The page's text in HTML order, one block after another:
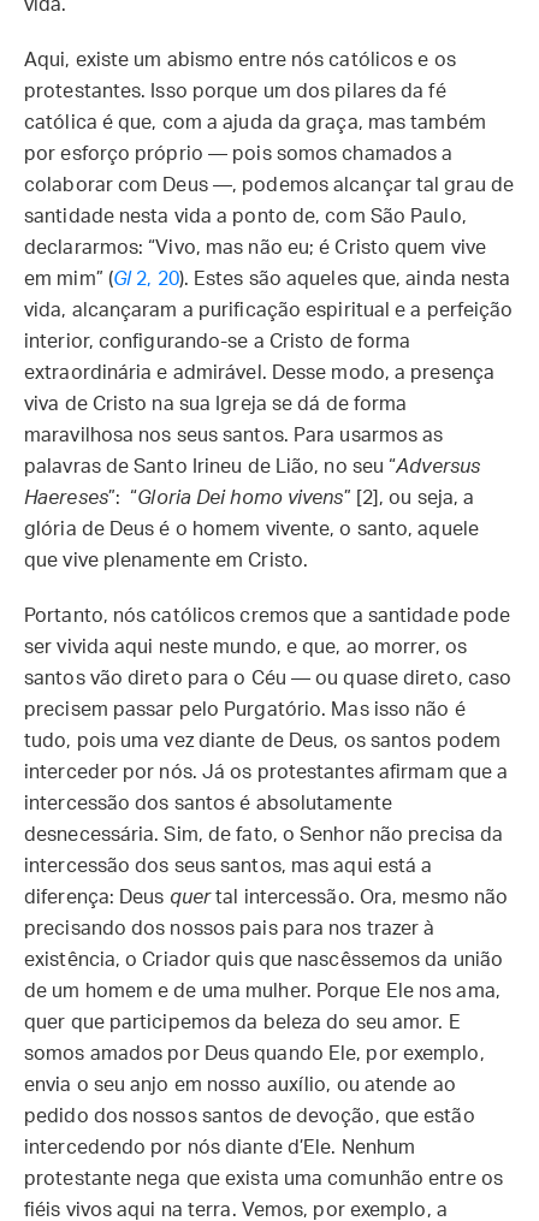
vida.
Aqui, existe um abismo entre nós católicos e os
protestantes. Isso porque um dos pilares da fé
católica é que, com a ajuda da graça, mas também
por esforço próprio — pois somos chamados a
colaborar com Deus —, podemos alcançar tal grau de
santidade nesta vida a ponto de, com São Paulo,
declararmos: “Vivo, mas não eu; é Cristo quem vive
em mim” (Gl 2, 20). Estes são aqueles que, ainda nesta
vida, alcançaram a purificação espiritual e a perfeição
interior, configurando-se a Cristo de forma
extraordinária e admirável. Desse modo, a presença
viva de Cristo na sua Igreja se dá de forma
maravilhosa nos seus santos. Para usarmos as
palavras de Santo Irineu de Lião, no seu “Adversus
Haereses”: “Gloria Dei homo vivens” [2], ou seja, a
glória de Deus é o homem vivente, o santo, aquele
que vive plenamente em Cristo.
Portanto, nós católicos cremos que a santidade pode
ser vivida aqui neste mundo, e que, ao morrer, os
santos vão direto para o Céu — ou quase direto, caso
precisem passar pelo Purgatório. Mas isso não é
tudo, pois uma vez diante de Deus, os santos podem
interceder por nós. Já os protestantes afirmam que a
intercessão dos santos é absolutamente
desnecessária. Sim, de fato, o Senhor não precisa da
intercessão dos seus santos, mas aqui está a
diferença: Deus quertal intercessão. Ora, mesmo não
precisando dos nossos pais para nos trazer à
existência, o Criador quis que nascêssemos da união
de um homem e de uma mulher. Porque Ele nos ama,
quer que participemos da beleza do seu amor. E
somos amados por Deus quando Ele, por exemplo,
envia o seu anjo em nosso auxílio, ou atende ao
pedido dos nossos santos de devoção, que estão
intercedendo por nós diante d’Ele. Nenhum
protestante nega que exista uma comunhão entre os
fiéis vivos aqui na terra. Vemos, por exemplo, a